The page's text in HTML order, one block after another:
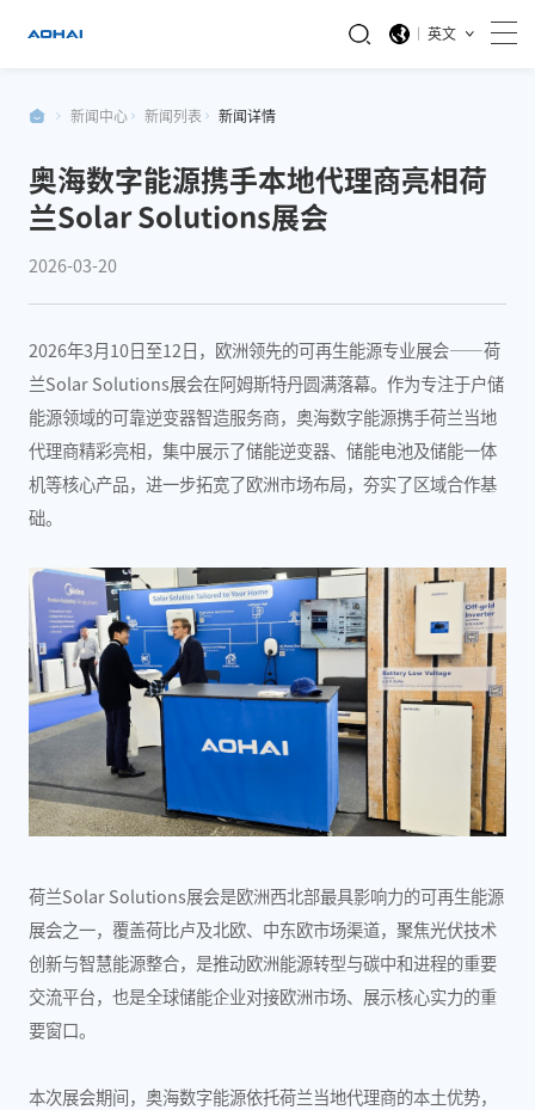
英文
新闻中心 新闻列表 新闻详情
奥海数字能源携手本地代理商亮相荷
兰Solar Solutions展会
2026-03-20
2026年3月10日至12日，欧洲领先的可再生能源专业展会——荷
兰Solar Solutions展会在阿姆斯特丹圆满落幕。作为专注于户储
能源领域的可靠逆变器智造服务商，奥海数字能源携手荷兰当地
代理商精彩亮相，集中展示了储能逆变器、储能电池及储能一体
机等核心产品，进一步拓宽了欧洲市场布局，夯实了区域合作基
础。
荷兰Solar Solutions展会是欧洲西北部最具影响力的可再生能源
展会之一，覆盖荷比卢及北欧、中东欧市场渠道，聚焦光伏技术
创新与智慧能源整合，是推动欧洲能源转型与碳中和进程的重要
交流平台，也是全球储能企业对接欧洲市场、展示核心实力的重
要窗口。
本次展会期间，奥海数字能源依托荷兰当地代理商的本土优势，